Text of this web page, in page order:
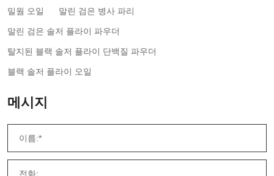
밀웜 오일 말린 검은 병사 파리
말린 검은 솔저 플라이 파우더
탈지된 블랙 솔저 플라이 단백질 파우더
블랙 솔저 플라이 오일
메시지